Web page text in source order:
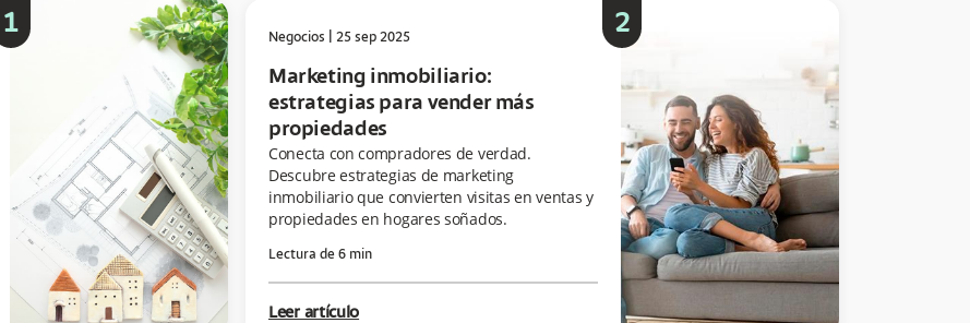
1 Negocios 25 sep 2025
Marketing inmobiliario:
estrategias para vender más
propiedades
Conecta con compradores de verdad.
Descubre estrategias de marketing
inmobiliario que convierten visitas en ventas y
propiedades en hogares soñados.
Lectura de 6 min
Leer artículo
2